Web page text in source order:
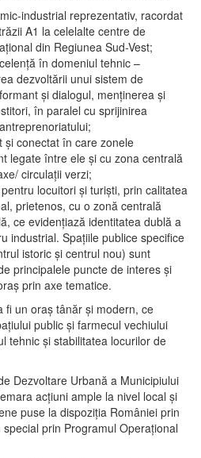
industrial reprezentativ, racordat
A1 la celelalte centre de
din Regiunea Sud-Vest;
în domeniul tehnic –
dezvoltării unui sistem de
şi dialogul, menţinerea şi
în paralel cu sprijinirea
şi conectat în care zonele
legate între ele şi cu zona centrală
circulații verzi;
locuitori şi turişti, prin calitatea
prietenos, cu o zonă centrală
ce evidenţiază identitatea dublă a
industrial. Spaţiile publice specifice
istoric şi centrul nou) sunt
principalele puncte de interes şi
prin axe tematice.
fi un oraş tânăr şi modern, ce
public şi farmecul vechiului
tehnic şi stabilitatea locurilor de
Dezvoltare Urbană a Municipiului
acţiuni ample la nivel local şi
puse la dispoziţia României prin
prin Programul Operațional